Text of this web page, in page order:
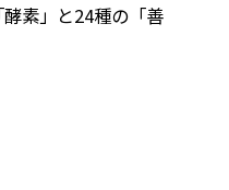
素」と24種の「善